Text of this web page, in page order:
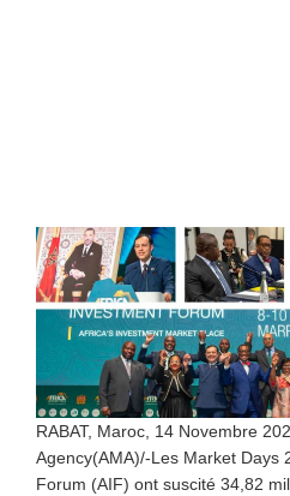
RABAT, Maroc, 14 Novembre
Agency(AMA)/-Les Market Days
Forum (AIF) ont suscité 34,82